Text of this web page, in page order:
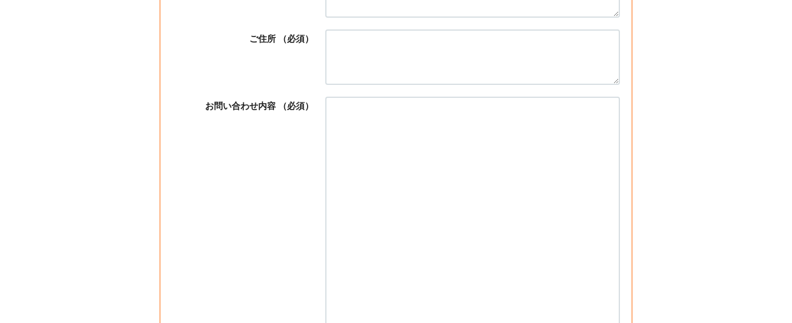
ご住所 （必須）
お問い合わせ内容 （必須）